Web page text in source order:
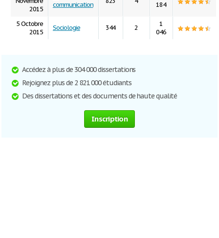
2015
communication
184
5 Octobre
2015
Sociologie 344 2
1
046
Accédez à plus de 304 000 dissertations
Rejoignez plus de 2 821 000 étudiants
Des dissertations et des documents de haute qualité
Inscription